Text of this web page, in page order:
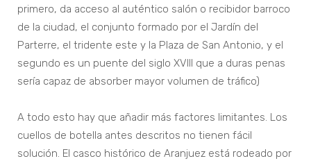
primero, da acceso al auténtico salón o recibidor barroco
de la ciudad, el conjunto formado por el Jardín del
Parterre, el tridente este y la Plaza de San Antonio, y el
segundo es un puente del siglo XVIII que a duras penas
sería capaz de absorber mayor volumen de tráfico)
A todo esto hay que añadir más factores limitantes. Los
cuellos de botella antes descritos no tienen fácil
solución. El casco histórico de Aranjuez está rodeado por